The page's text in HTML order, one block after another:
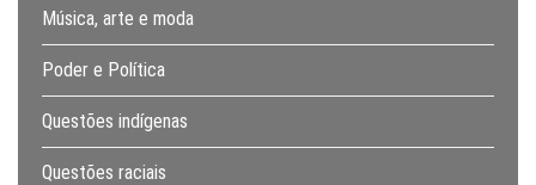
Música, arte e moda
Poder e Política
Questões indígenas
Questões raciais